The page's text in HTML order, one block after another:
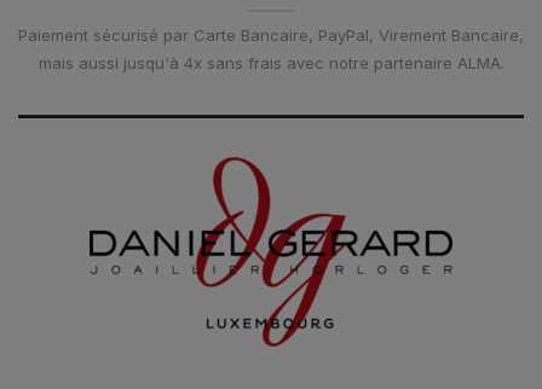
Paiement sécurisé par Carte Bancaire, PayPal, Virement Bancaire,
mais aussi jusqu'à 4x sans frais avec notre partenaire ALMA.